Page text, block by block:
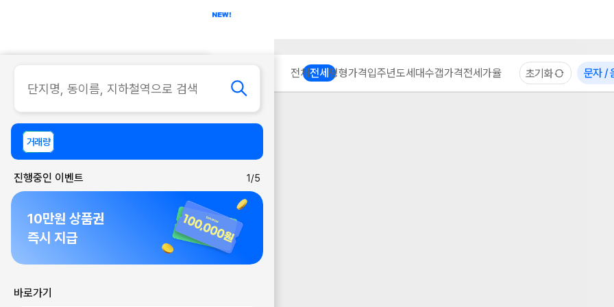
사무실
거래량
진행중인 이벤트 1/5
10만원 상품권
즉시 지급
바로가기
전체전세 평형가격입주년도세대수갭가격전세가율 초기화 문자 /